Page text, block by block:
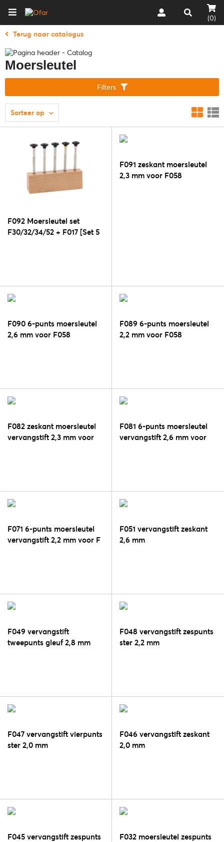
(0)
Terug naar catalogus
Moersleutel
Filters
Sorteer op
F092 Moersleutel set
F30/32/34/52 + F017 [Set 5
F091 zeskant moersleutel
2,3 mm voor F058
F090 6-punts moersleutel
2,6 mm voor F058
F089 6-punts moersleutel
2,2 mm voor F058
F082 zeskant moersleutel
vervangstift 2,3 mm voor
F081 6-punts moersleutel
vervangstift 2,6 mm voor
F071 6-punts moersleutel
vervangstift 2,2 mm voor F
F051 vervangstift zeskant
2,6 mm
F049 vervangstift
tweepunts gleuf 2,8 mm
F048 vervangstift zespunts
ster 2,2 mm
F047 vervangstift vierpunts
ster 2,0 mm
F046 vervangstift zeskant
2,0 mm
F045 vervangstift zespunts
F032 moersleutel zespunts